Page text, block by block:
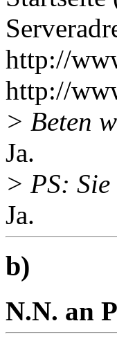
http://
http://
> Beten
Ja.
> PS:
Ja.
b)
N.N. an